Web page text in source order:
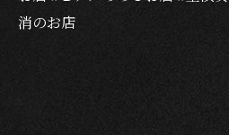
消のお店